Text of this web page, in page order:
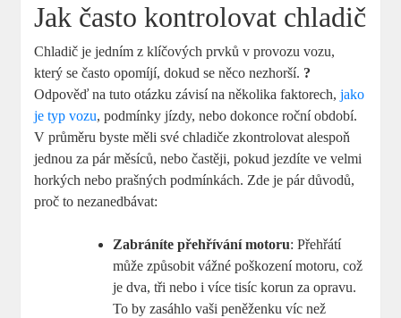
Jak často kontrolovat chladič
Chladič je jedním z klíčových prvků v provozu vozu,
který se často opomíjí, dokud se něco nezhorší. ?
Odpověď na tuto otázku závisí na několika faktorech,jako
je typ vozu, podmínky jízdy, nebo dokonce roční období.
V průměru byste měli své chladiče zkontrolovat alespoň
jednou za pár měsíců, nebo častěji, pokud jezdíte ve velmi
horkých nebo prašných podmínkách. Zde je pár důvodů,
proč to nezanedbávat:
Zabráníte přehřívání motoru: Přehřátí
může způsobit vážné poškození motoru, což
je dva, tři nebo i více tisíc korun za opravu.
To by zasáhlo vaši peněženku víc než